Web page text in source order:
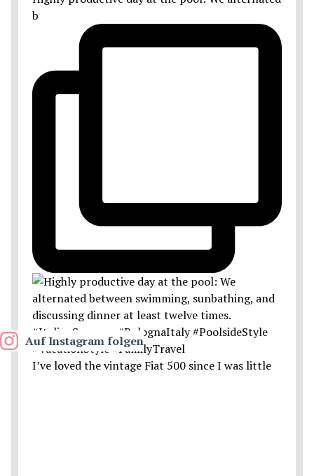
b
I’ve loved the vintage Fiat 500 since I was little
Auf Instagram folgen